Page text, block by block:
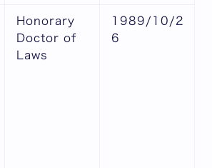
Honorary
Doctor of
Laws
1989/10/2
6